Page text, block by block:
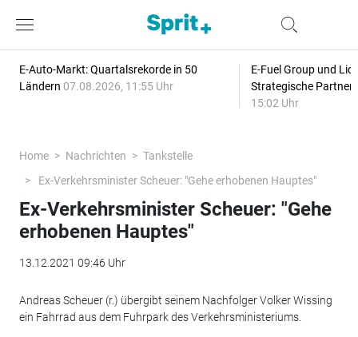
E-Auto-Markt: Quartalsrekorde in 50
Ländern 07.08.2026, 11:55 Uhr
E-Fuel Group und
Strategische
15:02 Uhr
Home Nachrichten
Tankstelle
Ex-Verkehrsminister Scheuer: "Gehe erhobenen Hauptes"
Ex-Verkehrsminister Scheuer: "Gehe
erhobenen Hauptes"
13.12.2021 09:46 Uhr
Andreas Scheuer (r.) übergibt seinem Nachfolger Volker Wissing
ein Fahrrad aus dem Fuhrpark des Verkehrsministeriums.